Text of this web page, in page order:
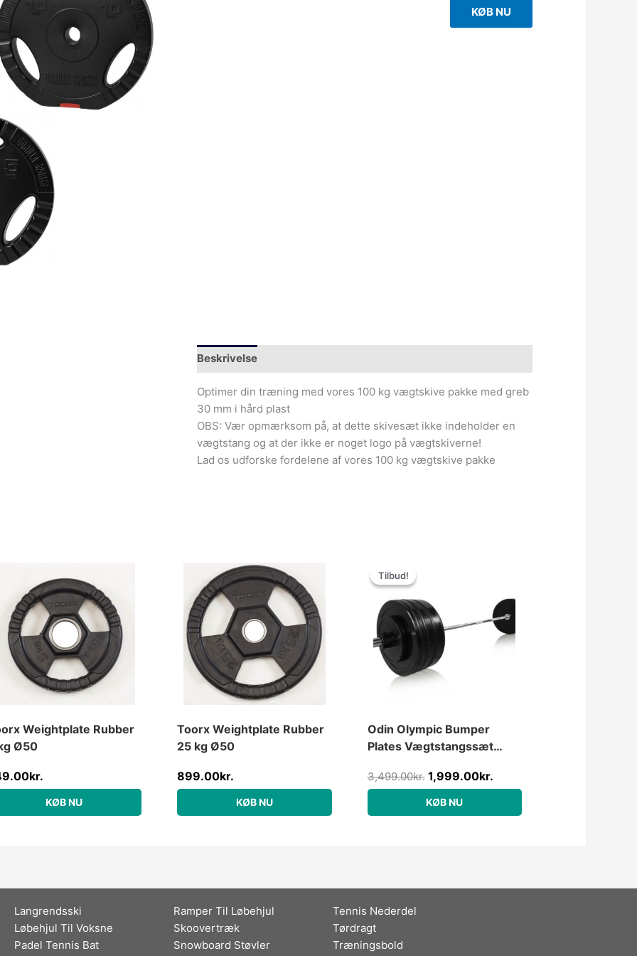
KØB NU
Beskrivelse
Optimer din træning med vores 100 kg vægtskive pakke med greb
30 mm i hård plast
OBS: Vær opmærksom på, at dette skivesæt ikke indeholder en
vægtstang og at der ikke er noget logo på vægtskiverne!
Lad os udforske fordelene af vores 100 kg vægtskive pakke
Weightplate Rubber
Ø50
kr.
KØB NU
Toorx Weightplate Rubber
25 kg Ø50
899.00kr.
KØB NU
Tilbud!
Tilbud!
Odin Olympic Bumper
Plates Vægtstangssæt
3,499.00kr.
var:
3,499.00kr..
1,999.00kr.
er:
1,999.00kr..
KØB NU
Langrendsski
Løbehjul Til Voksne
Padel Tennis Bat
Ramper Til Løbehjul
Skoovertræk
Snowboard Støvler
Tennis Nederdel
Tørdragt
Træningsbold